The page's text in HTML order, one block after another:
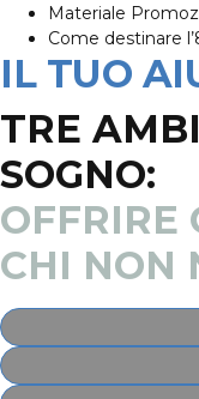
Materiale
Come destinare
IL TUO
TRE
SOGNO:
OFFRIRE
CHI NON